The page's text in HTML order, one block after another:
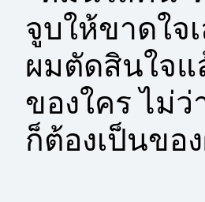
จูบให้ขาดใจ
ผมตัดสินใจแ
ของใคร ไม่
ก็ต้องเป็นขอ